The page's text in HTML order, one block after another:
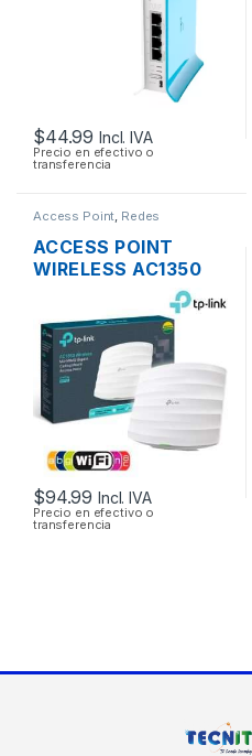
$44.99 Incl. IVA
Precio en efectivo o
transferencia
Access Point Redes
ACCESS POINT
WIRELESS AC1350
TP-LINK EAP225
DUAL BAND
1350MBPS GIGABIT
SOPORTA POE
MONTAJE EN
TECHO
$94.99 Incl. IVA
Precio en efectivo o
transferencia